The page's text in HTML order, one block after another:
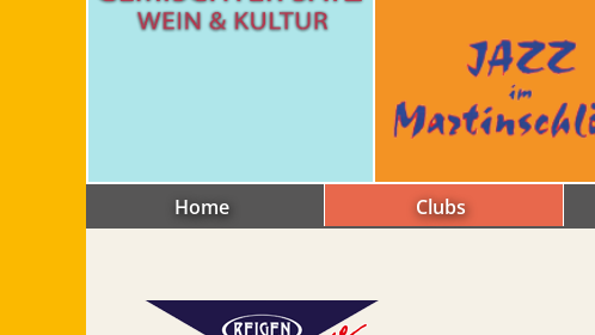
Home Clubs